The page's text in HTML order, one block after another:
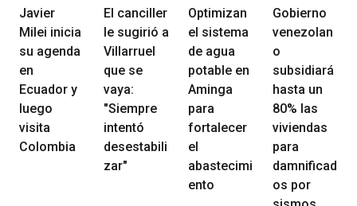
Javier
Milei inicia
su agenda
en
Ecuador y
luego
visita
Colombia
El canciller
le sugirió a
Villarruel
que se
vaya:
"Siempre
intentó
desestabili
zar"
Optimizan
el sistema
de agua
potable en
Aminga
para
fortalecer
el
abastecimi
ento
Gobierno
venezolan
o
subsidiará
hasta un
80% las
viviendas
para
damnificad
os por